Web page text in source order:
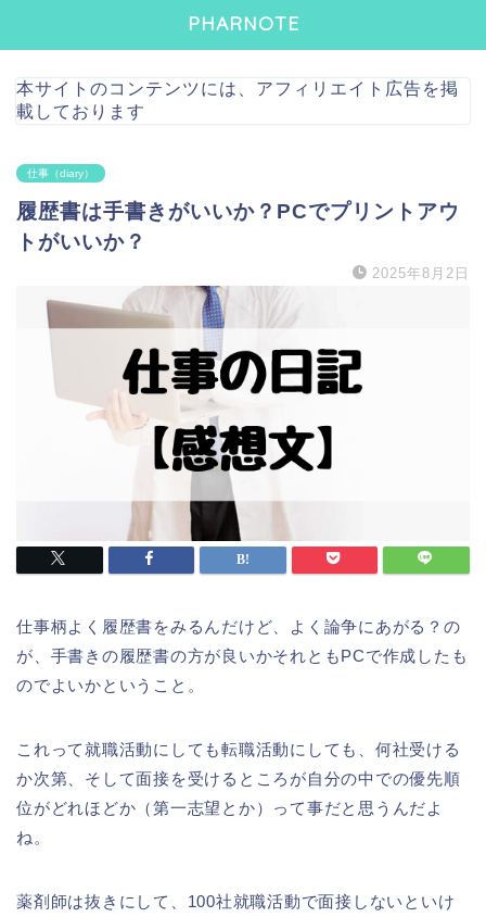
PHARNOTE
本サイトのコンテンツには、アフィリエイト広告を掲
載しております
仕事（diary）
履歴書は手書きがいいか？PCでプリントアウ
トがいいか？
2025年8月2日
仕事柄よく履歴書をみるんだけど、よく論争にあがる？の
が、手書きの履歴書の方が良いかそれともPCで作成したも
のでよいかということ。
これって就職活動にしても転職活動にしても、何社受ける
か次第、そして面接を受けるところが自分の中での優先順
位がどれほどか（第一志望とか）って事だと思うんだよ
ね。
薬剤師は抜きにして、100社就職活動で面接しないといけ